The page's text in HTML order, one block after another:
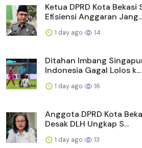
Ketua DPRD Kota Bekasi
Efisiensi Anggaran
1 day ago 14
Ditahan Imbang
Indonesia Gagal Lolos k...
1 day ago 16
Anggota DPRD Kota
Desak DLH Ungkap S...
1 day ago 13